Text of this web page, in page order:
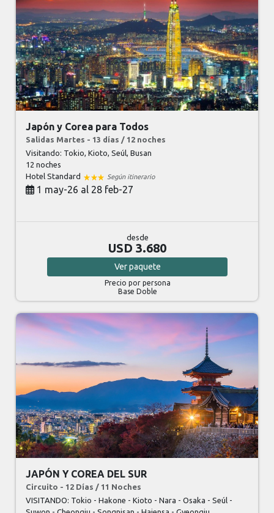
Japón y Corea para Todos
Salidas Martes - 13 días / 12 noches
Visitando: Tokio, Kioto, Seúl, Busan
12 noches
Hotel Standard
Según itinerario
1 may-26 al 28 feb-27
desde
USD 3.680
Verpaquete
Precio por persona
Base Doble
JAPÓN Y COREA DEL SUR
Circuito - 12 Días / 11 Noches
VISITANDO: Tokio - Hakone - Kioto - Nara - Osaka - Seúl -